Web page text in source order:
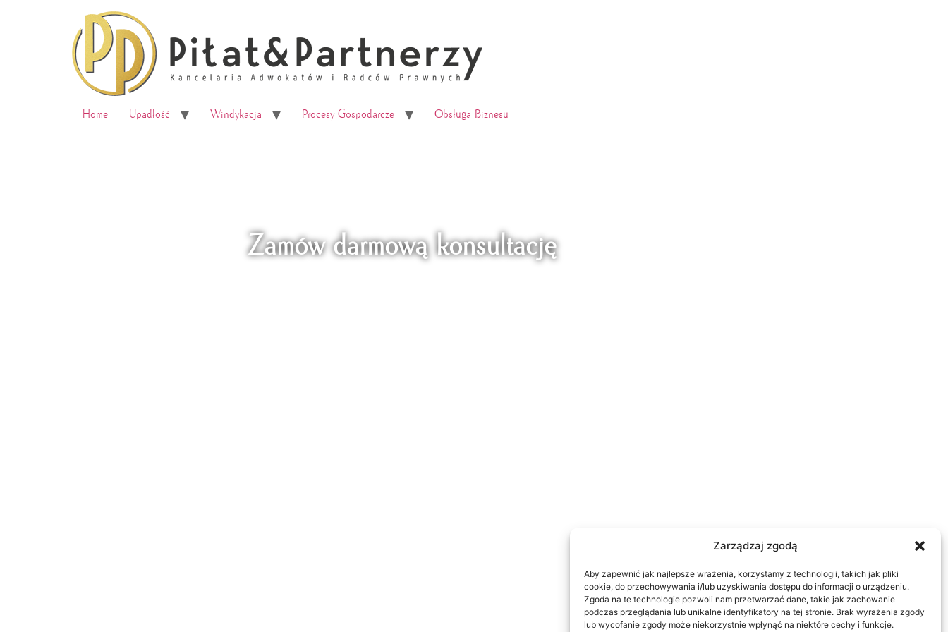
Zarządzaj zgodą
Aby zapewnić jak najlepsze wrażenia, korzystamy z technologii, takich jak pliki
cookie, do przechowywania i/lub uzyskiwania dostępu do informacji o urządzeniu.
Zgoda na te technologie pozwoli nam przetwarzać dane, takie jak zachowanie
podczas przeglądania lub unikalne identyfikatory na tej stronie. Brak wyrażenia zgody
lub wycofanie zgody może niekorzystnie wpłynąć na niektóre cechy i funkcje.
Home Upadłość Windykacja Procesy Gospodarcze Obsługa Biznesu
Zamów darmową konsultację